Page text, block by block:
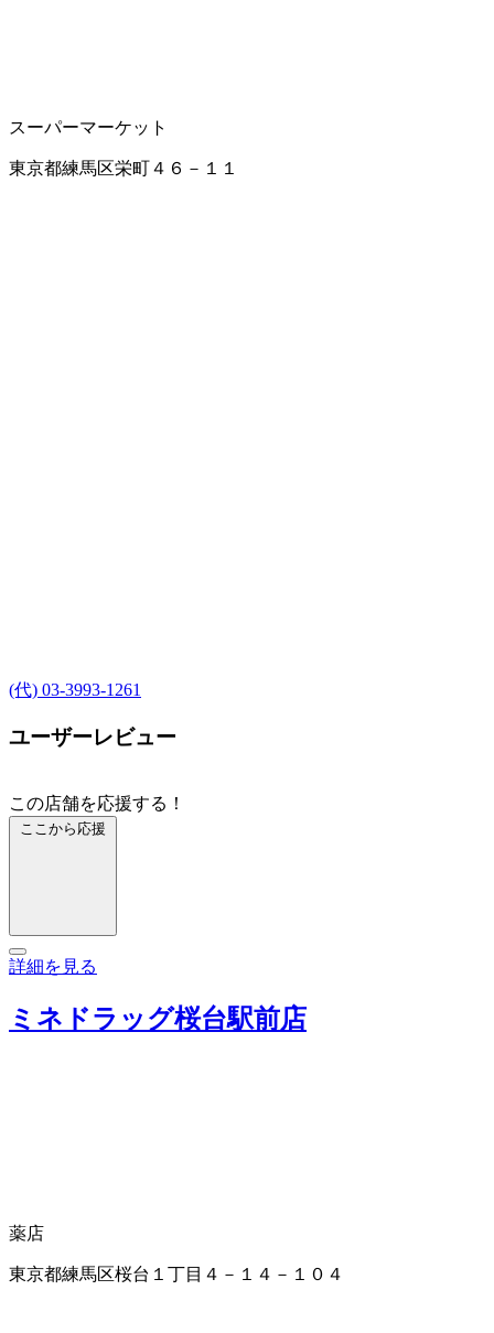
スーパーマーケット
東京都練馬区栄町４６－１１
(代) 03-3993-1261
ユーザーレビュー
この店舗を応援する！
ここから応援
詳細を見る
ミネドラッグ桜台駅前店
薬店
東京都練馬区桜台１丁目４－１４－１０４